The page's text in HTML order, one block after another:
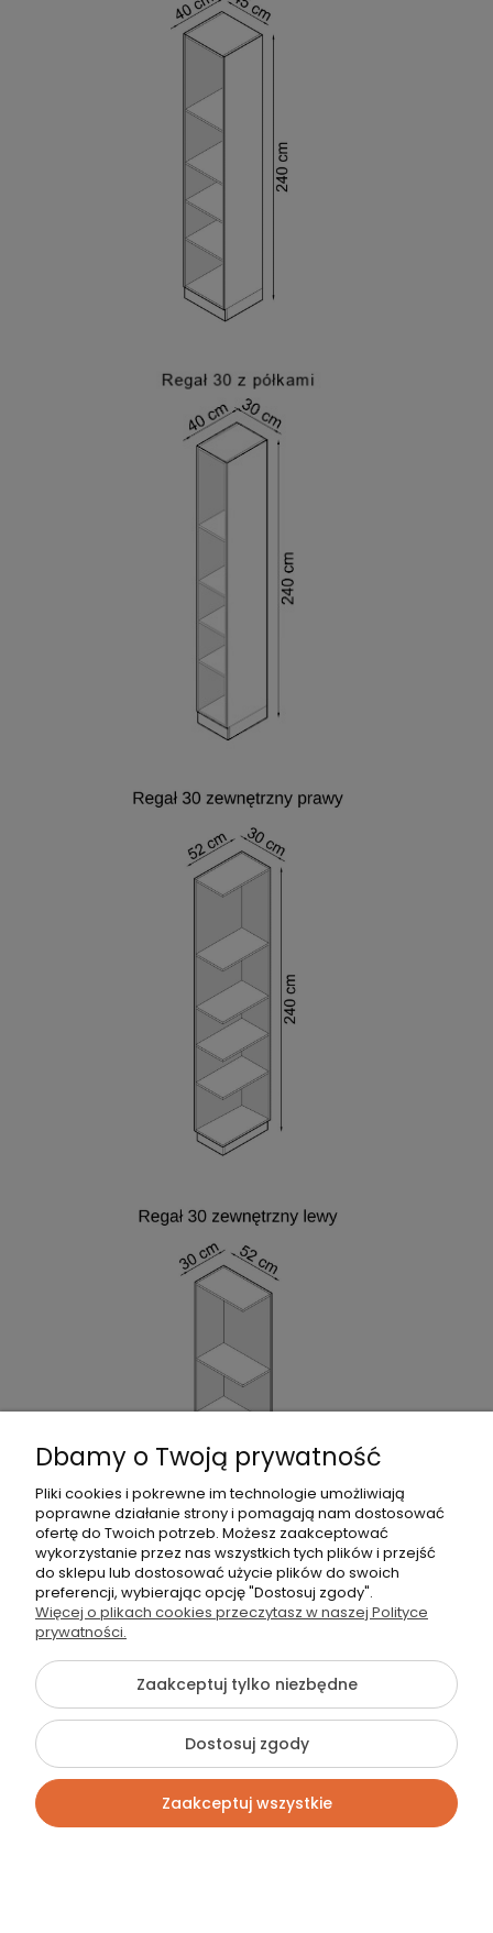
Dbamy o Twoją prywatność
Pliki cookies i pokrewne im technologie umożliwiają
poprawne działanie strony i pomagają nam dostosować
ofertę do Twoich potrzeb. Możesz zaakceptować
wykorzystanie przez nas wszystkich tych plików i przejść
do sklepu lub dostosować użycie plików do swoich
preferencji, wybierając opcję "Dostosuj zgody".
Więcej o plikach cookies przeczytasz w naszej Polityce
prywatności.
Zaakceptuj tylko niezbędne
Dostosuj zgody
Zaakceptuj wszystkie